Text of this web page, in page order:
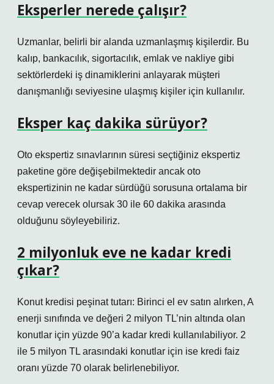
Eksperler nerede çalışır?
Uzmanlar, belirli bir alanda uzmanlaşmış kişilerdir. Bu
kalıp, bankacılık, sigortacılık, emlak ve nakliye gibi
sektörlerdeki iş dinamiklerini anlayarak müşteri
danışmanlığı seviyesine ulaşmış kişiler için kullanılır.
Eksper kaç dakika sürüyor?
Oto ekspertiz sınavlarının süresi seçtiğiniz ekspertiz
paketine göre değişebilmektedir ancak oto
ekspertizinin ne kadar sürdüğü sorusuna ortalama bir
cevap verecek olursak 30 ile 60 dakika arasında
olduğunu söyleyebiliriz.
2 milyonluk eve ne kadar kredi
çıkar?
Konut kredisi peşinat tutarı: Birinci el ev satın alırken, A
enerji sınıfında ve değeri 2 milyon TL’nin altında olan
konutlar için yüzde 90’a kadar kredi kullanılabiliyor. 2
ile 5 milyon TL arasındaki konutlar için ise kredi faiz
oranı yüzde 70 olarak belirlenebiliyor.